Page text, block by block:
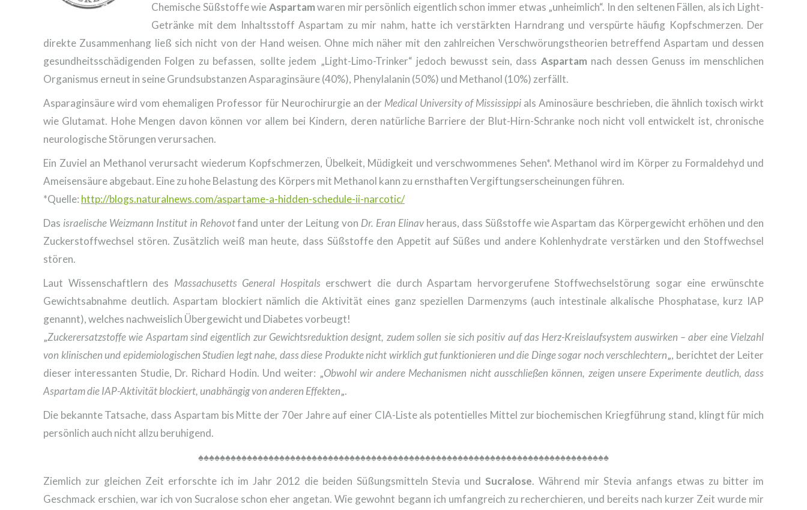
Chemische Süßstoffe wieAspartamwaren mir persönlich eigentlich schon immer etwas „unheimlich“. In den seltenen Fällen, als ich Light-
Getränke mit dem Inhaltsstoff Aspartam zu mir nahm, hatte ich verstärkten Harndrang und verspürte häufig Kopfschmerzen. Der
direkte Zusammenhang ließ sich nicht von der Hand weisen. Ohne mich näher mit den zahlreichen Verschwörungstheorien betreffend Aspartam und dessen
gesundheitsschädigenden Folgen zu befassen, sollte jedem „Light-Limo-Trinker“ jedoch bewusst sein, dass Aspartam nach dessen Genuss im menschlichen
Organismus erneut in seine Grundsubstanzen Asparaginsäure (40%), Phenylalanin (50%) und Methanol (10%) zerfällt.
Asparaginsäure wird vom ehemaligen Professor für Neurochirurgie an der Medical University of Mississippi als Aminosäure beschrieben, die ähnlich toxisch wirkt
wie Glutamat. Hohe Mengen davon können vor allem bei Kindern, deren natürliche Barriere der Blut-Hirn-Schranke noch nicht voll entwickelt ist, chronische
neurologische Störungen verursachen.
Ein Zuviel an Methanol verursacht wiederum Kopfschmerzen, Übelkeit, Müdigkeit und verschwommenes Sehen*. Methanol wird im Körper zu Formaldehyd und
Ameisensäure abgebaut. Eine zu hohe Belastung des Körpers mit Methanol kann zu ernsthaften Vergiftungserscheinungen führen.
*Quelle: http://blogs.naturalnews.com/aspartame-a-hidden-schedule-ii-narcotic/
Das israelische Weizmann Institut in Rehovotfand unter der Leitung von Dr. Eran Elinavheraus, dass Süßstoffe wie Aspartam das Körpergewicht erhöhen und den
Zuckerstoffwechsel stören. Zusätzlich weiß man heute, dass Süßstoffe den Appetit auf Süßes und andere Kohlenhydrate verstärken und den Stoffwechsel
stören.
Laut Wissenschaftlern des Massachusetts General Hospitalserschwert die durch Aspartam hervorgerufene Stoffwechselstörung sogar eine erwünschte
Gewichtsabnahme deutlich. Aspartam blockiert nämlich die Aktivität eines ganz speziellen Darmenzyms (auch intestinale alkalische Phosphatase, kurz IAP
genannt), welches nachweislich Übergewicht und Diabetes vorbeugt!
„Zuckerersatzstoffe wie Aspartam sind eigentlich zur Gewichtsreduktion designt, zudem sollen sie sich positiv auf das Herz-Kreislaufsystem auswirken – aber eine Vielzahl
von klinischen und epidemiologischen Studien legt nahe, dass diese Produkte nicht wirklich gut funktionieren und die Dinge sogar noch verschlechtern„, berichtet der Leiter
dieser interessanten Studie, Dr. Richard Hodin. Und weiter: „Obwohl wir andere Mechanismen nicht ausschließen können, zeigen unsere Experimente deutlich, dass
Aspartam die IAP-Aktivität blockiert, unabhängig von anderen Effekten„.
Die bekannte Tatsache, dass Aspartam bis Mitte der 70er Jahre auf einer CIA-Liste als potentielles Mittel zur biochemischen Kriegführung stand, klingt für mich
persönlich auch nicht allzu beruhigend.
♠♠♠♠♠♠♠♠♠♠♠♠♠♠♠♠♠♠♠♠♠♠♠♠♠♠♠♠♠♠♠♠♠♠♠♠♠♠♠♠♠♠♠♠♠♠♠♠♠♠♠♠♠♠♠♠♠♠♠♠♠♠♠♠♠♠♠♠♠♠♠♠♠♠♠♠
Ziemlich zur gleichen Zeit erforschte ich im Jahr 2012 die beiden Süßungsmitteln Stevia undSucralose. Während mir Stevia anfangs etwas zu bitter im
Geschmack erschien, war ich von Sucralose schon eher angetan. Wie gewohnt begann ich umfangreich zu recherchieren, und bereits nach kurzer Zeit wurde mir